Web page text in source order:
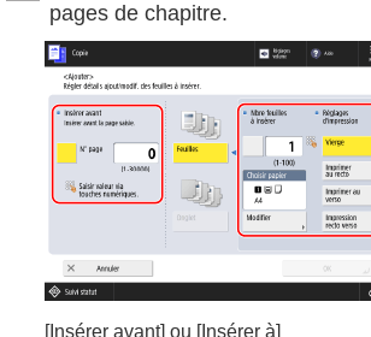
pages de chapitre.
[Insérer avant] ou [Insérer à]